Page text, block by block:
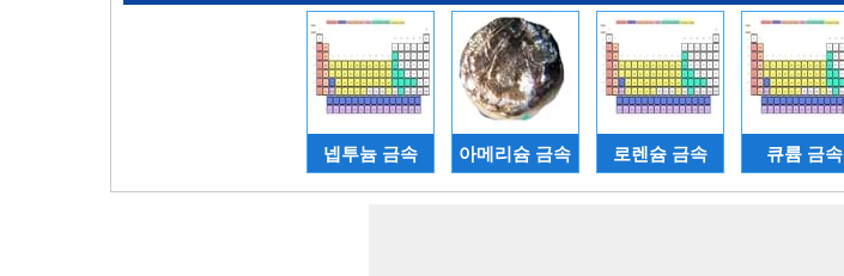
넵투늄 금속 아메리슘 금속 로렌슘 금속 큐륨 금속